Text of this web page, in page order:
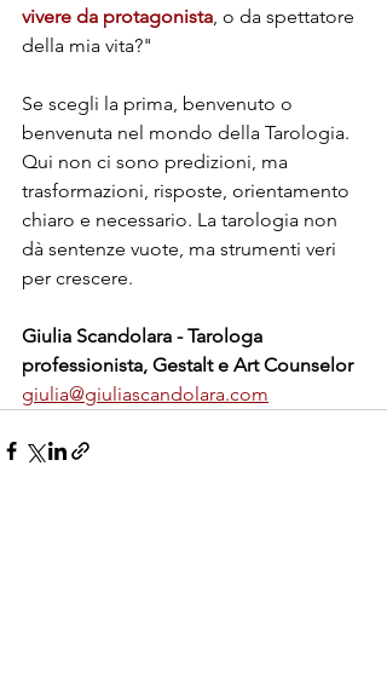
vivere da protagonista, o da spettatore
della mia vita?"
Se scegli la prima, benvenuto o
benvenuta nel mondo della Tarologia.
Qui non ci sono predizioni, ma
trasformazioni, risposte, orientamento
chiaro e necessario. La tarologia non
dà sentenze vuote, ma strumenti veri
per crescere.
Giulia Scandolara - Tarologa
professionista, Gestalt e Art Counselor
giulia@giuliascandolara.com